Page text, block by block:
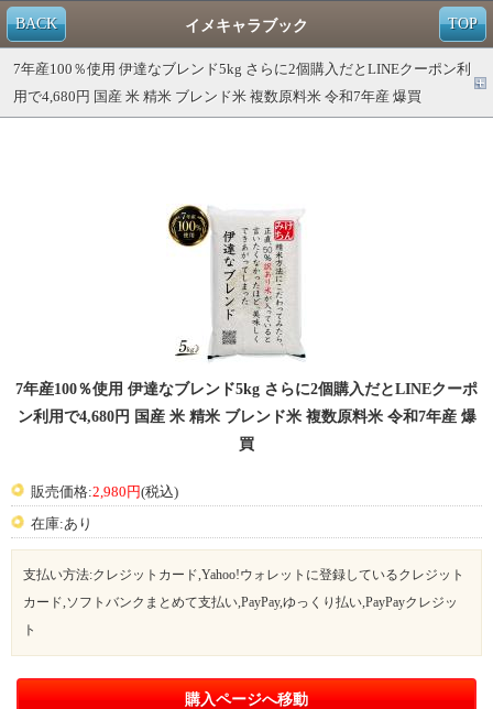
TOP
BACK イメキャラブック
7年産100％使用 伊達なブレンド5kg さらに2個購入だとLINEクーポン利
用で4,680円 国産 米 精米 ブレンド米 複数原料米 令和7年産 爆買
7年産100％使用 伊達なブレンド5kg さらに2個購入だとLINEクーポ
ン利用で4,680円 国産 米 精米 ブレンド米 複数原料米 令和7年産 爆
買
販売価格:2,980円(税込)
在庫:あり
支払い方法:クレジットカード,Yahoo!ウォレットに登録しているクレジット
カード,ソフトバンクまとめて支払い,PayPay,ゆっくり払い,PayPayクレジッ
ト
購入ページへ移動